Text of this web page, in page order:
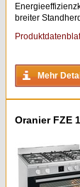
breiter
Mehr
Oranier FZE